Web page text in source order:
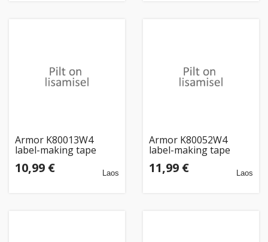
Armor K80013W4
label-making tape
Black on white
10,99 € Laos
Armor K80052W4
label-making tape
Black on white
11,99 € Laos